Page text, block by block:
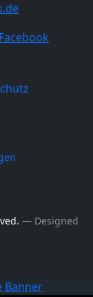
― Designed
Banner